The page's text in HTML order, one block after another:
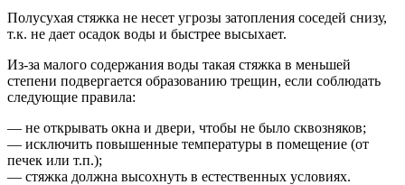
Полусухая стяжка не несет угрозы затопления соседей снизу,
т.к. не дает осадок воды и быстрее высыхает.
Из-за малого содержания воды такая стяжка в меньшей
степени подвергается образованию трещин, если соблюдать
следующие правила:
— не открывать окна и двери, чтобы не было сквозняков;
— исключить повышенные температуры в помещение (от
печек или т.п.);
— стяжка должна высохнуть в естественных условиях.